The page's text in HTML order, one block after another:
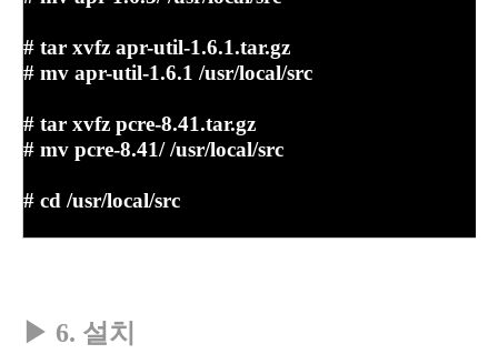
# tar xvfz apr-util-1.6.1.tar.gz
# mv apr-util-1.6.1 /usr/local/src
# tar xvfz pcre-8.41.tar.gz
# mv pcre-8.41/ /usr/local/src
# cd /usr/local/src
▶ 6. 설치